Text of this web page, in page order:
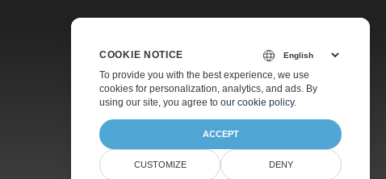
Цены
Платная Поддержка
О Компании
COOKIE NOTICE
To provide you with the best experience, we use
cookies for personalization, analytics, and ads. By
using our site, you agree to our cookie policy.
ACCEPT
CUSTOMIZE DENY